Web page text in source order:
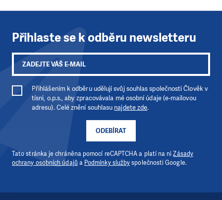
Přihlaste se k odběru newsletteru
ODEBÍRAT
Přihlášením k odběru uděluji svůj souhlas společnosti Člověk v
tísni, o.p.s., aby zpracovávala mé osobní údaje (e-mailovou
adresu). Celé znění souhlasu najdete zde.
Tato stránka je chráněna pomocí reCAPTCHA a platí na niZásady
ochrany osobních údajů a Podmínky službyspolečnosti Google.